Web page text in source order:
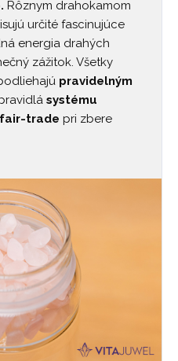
Rôznym drahokamom
určité fascinujúce
energia drahých
zážitok. Všetky
pravidelným
systému
trade pri zbere